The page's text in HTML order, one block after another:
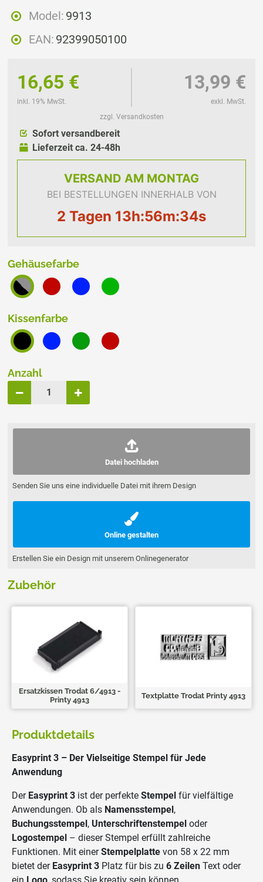
Model: 9913
EAN: 92399050100
16,65 €
inkl. 19% MwSt.
13,99 €
exkl. MwSt.
zzgl. Versandkosten
Sofort versandbereit
Lieferzeit ca. 24-48h
VERSAND AM MONTAG
BEI BESTELLUNGEN INNERHALB VON
2 Tagen 13h:56m:33s
Gehäusefarbe
Kissenfarbe
Anzahl
Datei hochladen
Senden Sie uns eine individuelle Datei mit ihrem Design
Online gestalten
Erstellen Sie ein Design mit unserem Onlinegenerator
Zubehör
Ersatzkissen Trodat 6/4913 -
Printy 4913
Textplatte Trodat Printy 4913
Produktdetails
Easyprint 3 – Der Vielseitige Stempel für Jede
Anwendung
Der Easyprint 3 ist der perfekte Stempel für vielfältige
Anwendungen. Ob als Namensstempel,
Buchungsstempel, Unterschriftenstempel oder
Logostempel – dieser Stempel erfüllt zahlreiche
Funktionen. Mit einerStempelplatte von 58 x 22 mm
bietet der Easyprint 3 Platz für bis zu 6 Zeilen Text oder
ein Logo , sodass Sie kreativ sein können.